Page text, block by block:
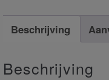
Beschrijving
Beschrijving